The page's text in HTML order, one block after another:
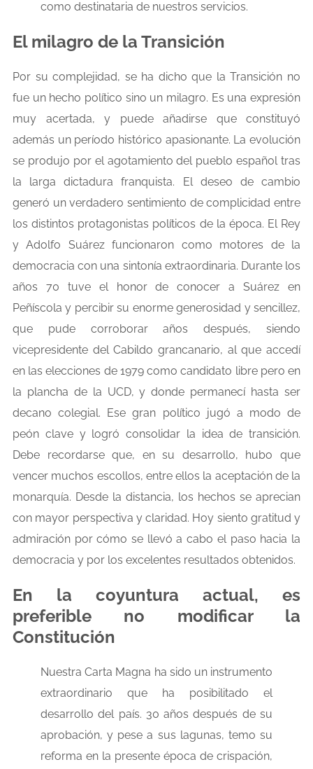
como destinataria de nuestros servicios.
El milagro de la Transición
Por su complejidad, se ha dicho que la Transición no
fue un hecho político sino un milagro. Es una expresión
muy acertada, y puede añadirse que constituyó
además un período histórico apasionante. La evolución
se produjo por el agotamiento del pueblo español tras
la larga dictadura franquista. El deseo de cambio
generó un verdadero sentimiento de complicidad entre
los distintos protagonistas políticos de la época. El Rey
y Adolfo Suárez funcionaron como motores de la
democracia con una sintonía extraordinaria. Durante los
años 70 tuve el honor de conocer a Suárez en
Peñíscola y percibir su enorme generosidad y sencillez,
que pude corroborar años después, siendo
vicepresidente del Cabildo grancanario, al que accedí
en las elecciones de 1979 como candidato libre pero en
la plancha de la UCD, y donde permanecí hasta ser
decano colegial. Ese gran político jugó a modo de
peón clave y logró consolidar la idea de transición.
Debe recordarse que, en su desarrollo, hubo que
vencer muchos escollos, entre ellos la aceptación de la
monarquía. Desde la distancia, los hechos se aprecian
con mayor perspectiva y claridad. Hoy siento gratitud y
admiración por cómo se llevó a cabo el paso hacia la
democracia y por los excelentes resultados obtenidos.
En la coyuntura actual, es
preferible no modificar la
Constitución
Nuestra Carta Magna ha sido un instrumento
extraordinario que ha posibilitado el
desarrollo del país. 30 años después de su
aprobación, y pese a sus lagunas, temo su
reforma en la presente época de crispación,